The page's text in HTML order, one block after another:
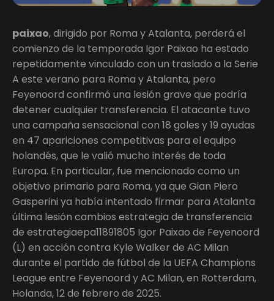
paixao, dirigido por Roma y Atalanta, perderá el
comienzo de la temporada Igor Paixao ha estado
repetidamente vinculado con un traslado a la Serie
A este verano para Roma y Atalanta, pero
Feyenoord confirmó una lesión grave que podría
detener cualquier transferencia. El atacante tuvo
una campaña sensacional con 18 goles y 19 ayudas
en 47 apariciones competitivas para el equipo
holandés, que le valió mucho interés de toda
Europa. En particular, fue mencionado como un
objetivo primario para Roma, ya que Gian Piero
Gasperini ya había intentado firmar para Atalanta
última lesión cambios estrategia de transferencia
de estrategiaepa11891805 Igor Paixao de Feyenoord
(L) en acción contra Kyle Walker de AC Milan
durante el partido de fútbol de la UEFA Champions
League entre Feyenoord y AC Milan, en Rotterdam,
Holanda, 12 de febrero de 2025.